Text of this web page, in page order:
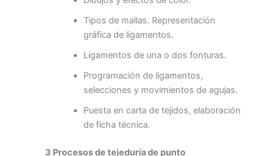
Tipos de mallas. Representación
gráfica de ligamentos.
Ligamentos de una o dos fonturas.
Programación de ligamentos,
selecciones y movimientos de agujas.
Puesta en carta de tejidos, elaboración
de ficha técnica.
3 Procesos de tejeduría de punto